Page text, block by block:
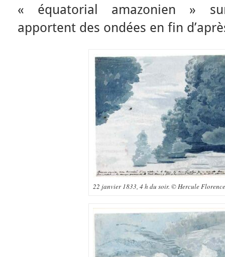
« équatorial amazonien »
apportent des ondées en fin
22 janvier 1833, 4 h du soir. © Hercule